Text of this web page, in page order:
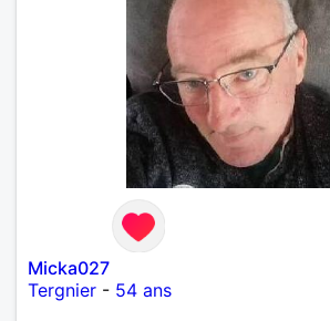
Micka027
Tergnier - 54 ans